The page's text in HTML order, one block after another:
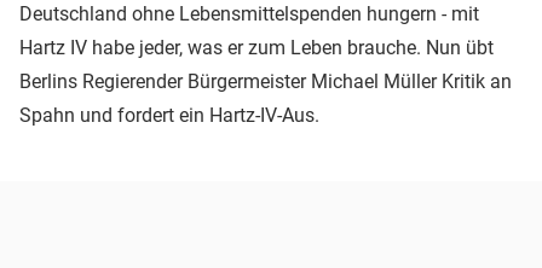
Deutschland ohne Lebensmittelspenden hungern - mit
Hartz IV habe jeder, was er zum Leben brauche. Nun übt
Berlins Regierender Bürgermeister Michael Müller Kritik an
Spahn und fordert ein Hartz-IV-Aus.